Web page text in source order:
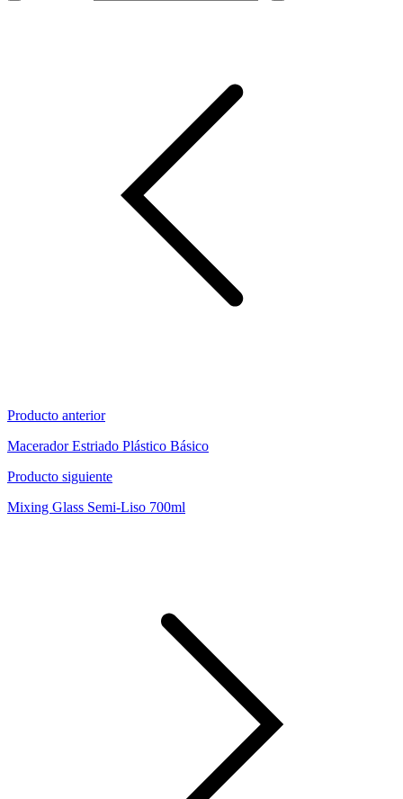
Producto anterior
Macerador Estriado Plástico Básico
Producto siguiente
Mixing Glass Semi-Liso 700ml